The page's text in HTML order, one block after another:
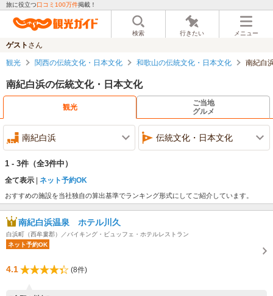
旅に役立つ口コミ100万件掲載！
検索 行きたい メニュー
ゲスト さん
観光 関西の伝統文化・日本文化 和歌山の伝統文化・日本文化 南紀白
南紀白浜の伝統文化・日本文化
観光
ご当地
グルメ
南紀白浜 伝統文化・日本文化
1 - 3件 （全3件中）
全て表示 ネット予約OK
おすすめの施設を当社独自の算出基準でランキング形式にしてご紹介しています。
南紀白浜温泉 ホテル川久
白浜町（西牟婁郡）／バイキング・ビュッフェ・ホテルレストラン
ネット予約OK
4.1 (8件)